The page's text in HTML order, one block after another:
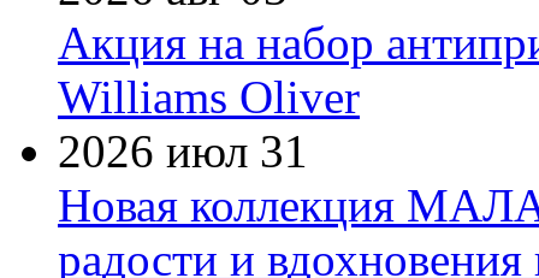
Акция на набор
Williams Oliver
2026 июл 31
Новая коллекция
радости и